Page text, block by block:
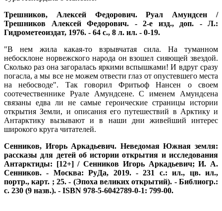
Трешников, Алексей Федорович. Руал Амундсен /
Трешников Алексей Федорович. - 2-е изд., доп. - Л.:
Гидрометеоиздат, 1976. - 64 с., 8 л. ил. - 0-19.
"В нем жила какая-то взрывчатая сила. На туманном
небосклоне норвежского народа он взошел сияющей звездой.
Сколько раз она загоралась яркими вспышками! И вдруг сразу
погасла, а мы все не можем отвести глаз от опустевшего места
на небосводе". Так говорил Фритьоф Нансен о своем
соотечественнике Руале Амундсене. С именем Амундсена
связаны едва ли не самые героические страницы истории
открытия Земли, и описания его путешествий в Арктику и
Антарктику вызывают и в наши дни живейший интерес
широкого круга читателей.
Сенников, Игорь Аркадьевич. Неведомая Южная земля:
рассказы для детей об истории открытия и исследования
Антарктиды: [12+] / Сенников Игорь Аркадьевич; И. А.
Сенников. - Москва: РуДа, 2019. - 231 с.: ил., цв. ил.,
портр., карт. ; 25. - (Эпоха великих открытий). - Библиогр.:
с. 230 (9 назв.). - ISBN 978-5-6042789-0-1: 799-00.